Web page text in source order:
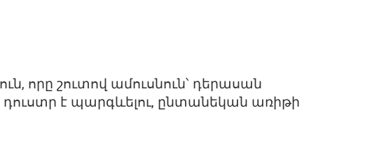
որը շուտով ամուսնուն՝ դերասան
է պարգևելու, ընտանեկան առիթի